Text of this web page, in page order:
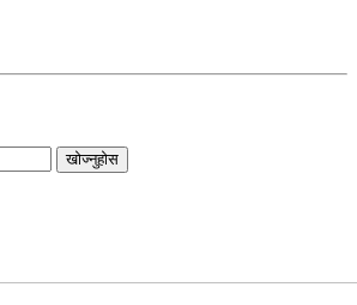
खोज्नुहोस